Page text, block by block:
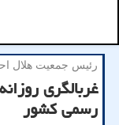
رئیس جمعیت هلال
رسمی كشور